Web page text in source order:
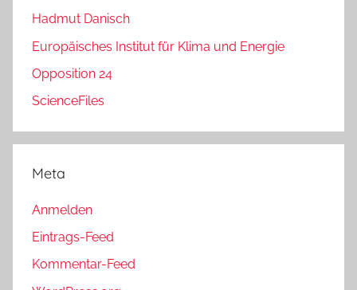
Hadmut Danisch
Europäisches Institut für Klima und Energie
Opposition 24
ScienceFiles
Meta
Anmelden
Eintrags-Feed
Kommentar-Feed